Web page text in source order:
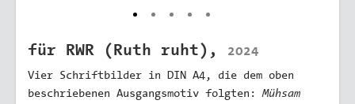
für RWR (Ruth ruht), 2024
Vier Schriftbilder in DIN A4, die dem oben
beschriebenen Ausgangsmotiv folgten:Mühsam